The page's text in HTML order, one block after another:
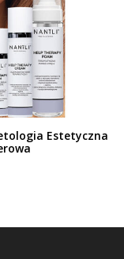
Estetyczna